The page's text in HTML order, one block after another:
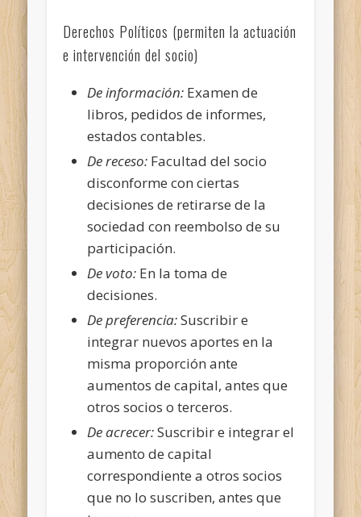
Derechos Políticos (permiten la actuación
e intervención del socio)
De información: Examen de
libros, pedidos de informes,
estados contables.
De receso: Facultad del socio
disconforme con ciertas
decisiones de retirarse de la
sociedad con reembolso de su
participación.
De voto: En la toma de
decisiones.
De preferencia:Suscribir e
integrar nuevos aportes en la
misma proporción ante
aumentos de capital, antes que
otros socios o terceros.
De acrecer:Suscribir e integrar el
aumento de capital
correspondiente a otros socios
que no lo suscriben, antes que